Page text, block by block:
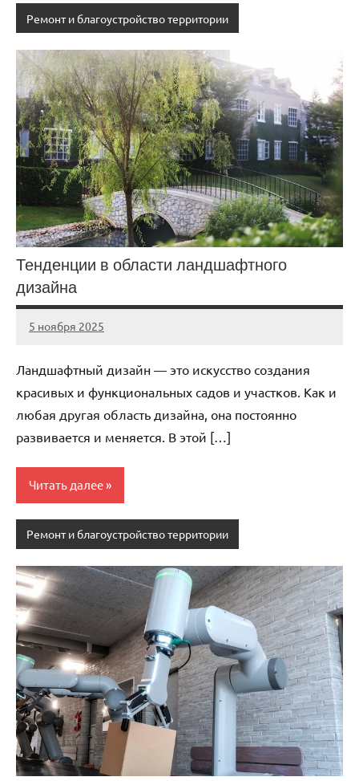
Ремонт и благоустройство территории
Тенденции в области ландшафтного
дизайна
5 ноября 2025
cement_zavod
Нет
Ландшафтный дизайн — это искусство создания
красивых и функциональных садов и участков. Как и
любая другая область дизайна, она постоянно
развивается и меняется. В этой […]
Читать далее
Ремонт и благоустройство территории